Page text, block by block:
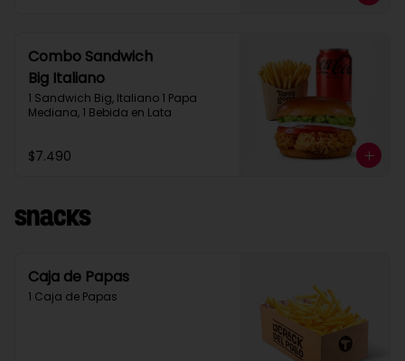
Combo Sandwich
Big Italiano
1 Sandwich Big, Italiano 1 Papa
Mediana, 1 Bebida en Lata
$7.490
Snacks
Caja de Papas
1 Caja de Papas